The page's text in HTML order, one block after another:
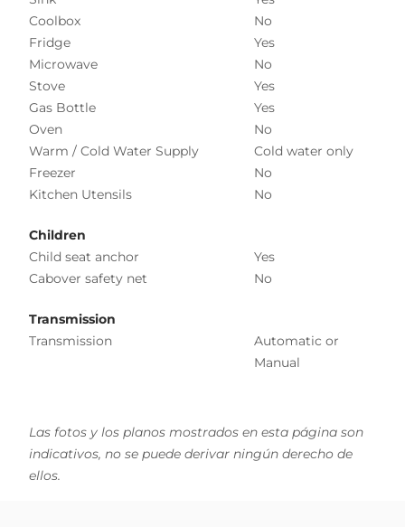
Coolbox
No
Fridge
Yes
Microwave
No
Stove
Yes
Gas Bottle
Yes
Oven
No
Warm / Cold Water Supply
Cold water only
Freezer
No
Kitchen Utensils
No
Children
Child seat anchor
Yes
Cabover safety net
No
Transmission
Transmission
Automatic or
Manual
Las fotos y los planos mostrados en esta página son
indicativos, no se puede derivar ningún derecho de
ellos.